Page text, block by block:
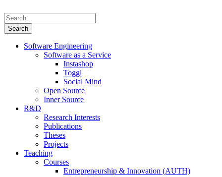
Software Engineering
Software as a Service
Instashop
Toggl
Social Mind
Open Source
Inner Source
R&D
Research Interests
Publications
Theses
Projects
Teaching
Courses
Entrepreneurship & Innovation (AUTH)